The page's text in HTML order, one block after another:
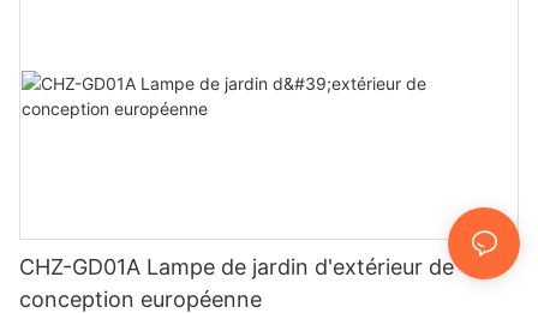
CHZ-GD01A Lampe de jardin d'extérieur de
conception européenne